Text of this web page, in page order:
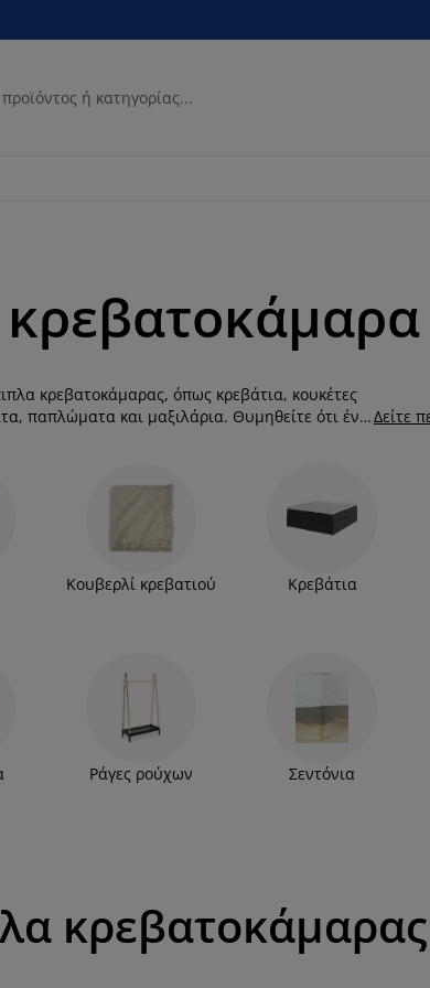
κρεβατοκάμαρας, όπως κρεβάτια, κουκέτες
παπλώματα και μαξιλάρια. Θυμηθείτε ότι ένα
νέο σας κρεβάτι στη συλλογή μας, είτε
χώρο ή ένα continental κρεβάτι. Μην
είναι πολύτιμος για την ψυχική και σωματική
ενέργεια για το ενεργητικό και
Δείτε
Κουβερλί κρεβατιού Κρεβάτια
Ράγες ρούχων Σεντόνια
κρεβατοκάμαρας